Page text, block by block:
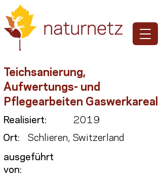
Teichsanierung,
Aufwertungs- und
Pflegearbeiten Gaswerkareal
Realisiert:
2019
Ort:
Schlieren, Switzerland
ausgeführt
von: